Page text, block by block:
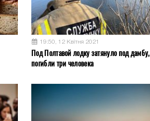
19:50, 12 Квітня 2021
Под Полтавой лодку затянуло под дамбу,
погибли три человека